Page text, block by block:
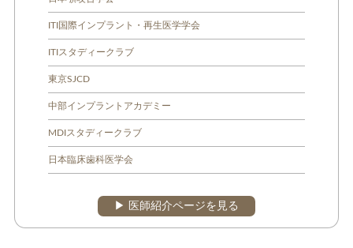
ITI国際インプラント・再生医学学会
ITIスタディークラブ
東京SJCD
中部インプラントアカデミー
MDIスタディークラブ
日本臨床歯科医学会
▶︎ 医師紹介ページを見る